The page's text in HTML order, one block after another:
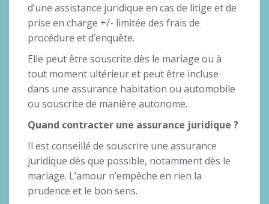
d’une assistance juridique en cas de litige et de
prise en charge +/- limitée des frais de
procédure et d’enquête.
Elle peut être souscrite dès le mariage ou à
tout moment ultérieur et peut être incluse
dans une assurance habitation ou automobile
ou souscrite de manière autonome.
Quand contracter une assurance juridique ?
Il est conseillé de souscrire une assurance
juridique dès que possible, notamment dès le
mariage. L’amour n’empêche en rien la
prudence et le bon sens.